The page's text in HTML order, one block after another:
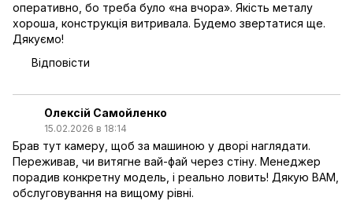
оперативно, бо треба було «на вчора». Якість металу
хороша, конструкція витривала. Будемо звертатися ще.
Дякуємо!
Відповісти
Олексій Самойленко
15.02.2026 в 18:14
Брав тут камеру, щоб за машиною у дворі наглядати.
Переживав, чи витягне вай-фай через стіну. Менеджер
порадив конкретну модель, і реально ловить! Дякую ВАМ,
обслуговування на вищому рівні.